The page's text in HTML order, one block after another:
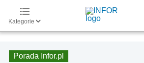
Kategorie
Porada Infor.pl